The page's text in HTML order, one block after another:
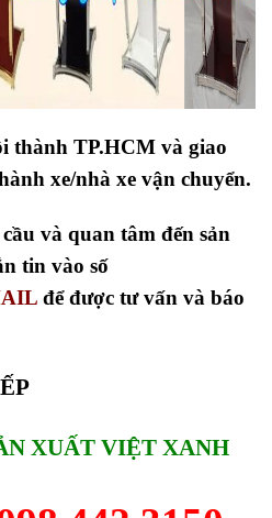
thành TP.HCM và giao
xe/nhà xe vận chuyển.
và quan tâm đến sản
tin vào số
để được tư vấn và báo
XUẤT VIỆT XANH